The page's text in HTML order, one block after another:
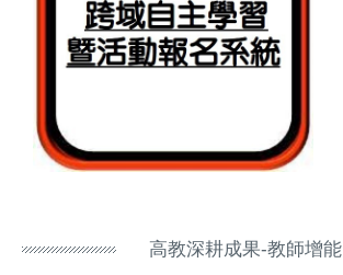
高教深耕成果-教師增能